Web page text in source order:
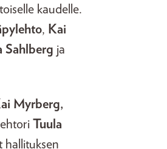
kaudelle.
, Kai
Sahlberg ja
Myrberg,
Tuula
hallituksen